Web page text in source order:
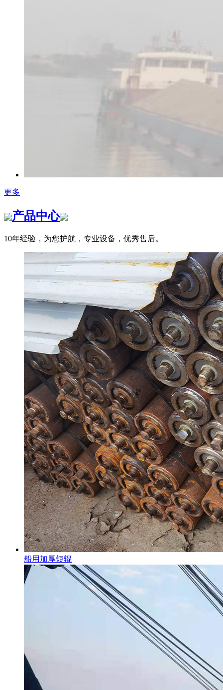
更多
产品中心
10年经验，为您护航，专业设备，优秀售后。
船用加厚短辊